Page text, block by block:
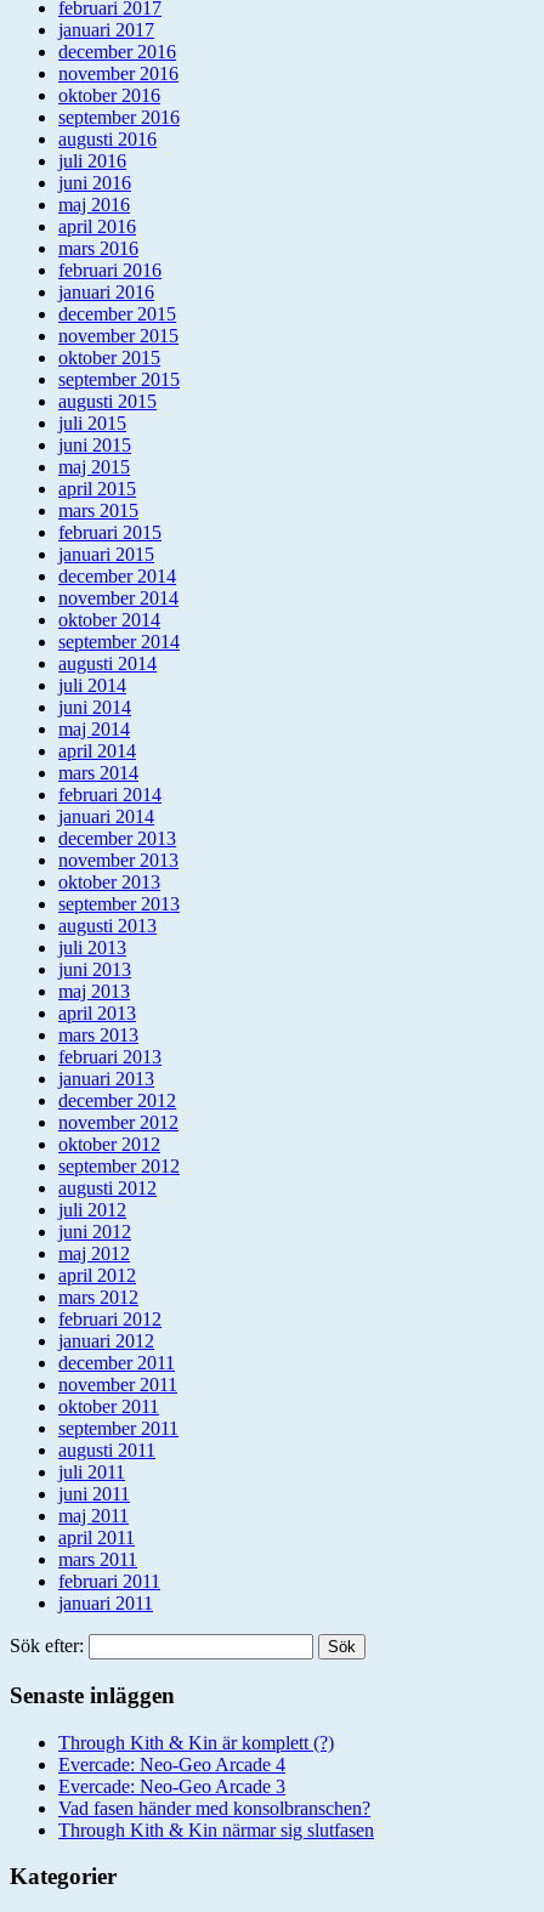
februari 2017
januari 2017
december 2016
november 2016
oktober 2016
september 2016
augusti 2016
juli 2016
juni 2016
maj 2016
april 2016
mars 2016
februari 2016
januari 2016
december 2015
november 2015
oktober 2015
september 2015
augusti 2015
juli 2015
juni 2015
maj 2015
april 2015
mars 2015
februari 2015
januari 2015
december 2014
november 2014
oktober 2014
september 2014
augusti 2014
juli 2014
juni 2014
maj 2014
april 2014
mars 2014
februari 2014
januari 2014
december 2013
november 2013
oktober 2013
september 2013
augusti 2013
juli 2013
juni 2013
maj 2013
april 2013
mars 2013
februari 2013
januari 2013
december 2012
november 2012
oktober 2012
september 2012
augusti 2012
juli 2012
juni 2012
maj 2012
april 2012
mars 2012
februari 2012
januari 2012
december 2011
november 2011
oktober 2011
september 2011
augusti 2011
juli 2011
juni 2011
maj 2011
april 2011
mars 2011
februari 2011
januari 2011
Sök efter:
Senaste inläggen
Through Kith & Kin är komplett (?)
Evercade: Neo-Geo Arcade 4
Evercade: Neo-Geo Arcade 3
Vad fasen händer med konsolbranschen?
Through Kith & Kin närmar sig slutfasen
Kategorier